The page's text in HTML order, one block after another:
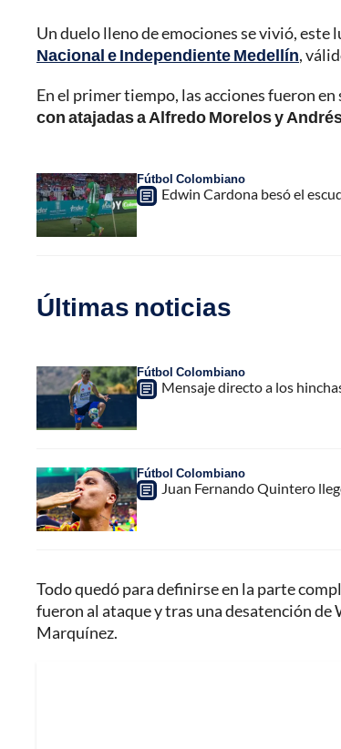
Un duelo lleno de emociones se vivió,
Nacional e Independiente Medellín,
En el primer tiempo, las acciones fueron
con atajadas a Alfredo Morelos y
Fútbol Colombiano
Edwin Cardona besó el
Últimas noticias
Fútbol Colombiano
Mensaje directo a los
Fútbol Colombiano
Juan Fernando Quintero
Todo quedó para definirse en la parte
fueron al ataque y tras una desatención
Marquínez.